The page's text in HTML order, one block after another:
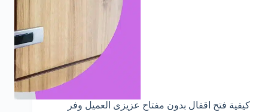
كيفية فتح اقفال بدون مفتاح عزيزى العميل وفر